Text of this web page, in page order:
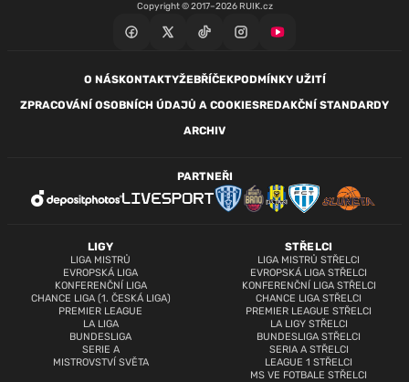
Copyright © 2017–2026 RUIK.cz
O NÁSKONTAKTYŽEBŘÍČEKPODMÍNKY UŽITÍ
ZPRACOVÁNÍ OSOBNÍCH ÚDAJŮ A COOKIESREDAKČNÍ STANDARDY
ARCHIV
LIGY
LIGA MISTRŮ
EVROPSKÁ LIGA
KONFERENČNÍ LIGA
CHANCE LIGA (1. ČESKÁ LIGA)
PREMIER LEAGUE
LA LIGA
BUNDESLIGA
SERIE A
MISTROVSTVÍ SVĚTA
STŘELCI
LIGA MISTRŮ STŘELCI
EVROPSKÁ LIGA STŘELCI
KONFERENČNÍ LIGA STŘELCI
CHANCE LIGA STŘELCI
PREMIER LEAGUE STŘELCI
LA LIGY STŘELCI
BUNDESLIGA STŘELCI
SERIA A STŘELCI
LEAGUE 1 STŘELCI
MS VE FOTBALE STŘELCI
PARTNEŘI